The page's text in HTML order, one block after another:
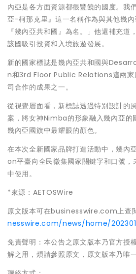
內亞是各方面資源都很豐饒的國度。我
亞-柯那克里』這一名稱作為與其他幾
『幾內亞共和國』為名。」他還補充道
該國吸引投資和入境旅遊發展。
新的國家標誌是幾內亞共和國與
n和3rd Floor Public Relations這兩家
司合作的成果之一。
從視覺層面看，新標誌透過特別設計的
案，將女神Nimba的形象融入幾內亞的
幾內亞國旗中最耀眼的顏色。
在本次全新國家品牌打造活動中，幾
on平臺向全民徵集國家關鍵字和口號，
中使用。
*來源：AETOSWire
原文版本可在businesswire.com上查
nesswire.com/news/home/
免責聲明：本公告之原文版本乃官方授
解之用，煩請參照原文，原文版本乃唯